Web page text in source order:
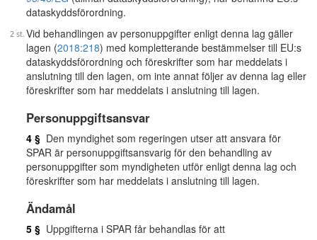
dataskyddsförordning.
Vid behandlingen av personuppgifter enligt denna lag gäller
lagen (2018:218) med kompletterande bestämmelser till EU:s
dataskyddsförordning och föreskrifter som har meddelats i
anslutning till den lagen, om inte annat följer av denna lag eller
föreskrifter som har meddelats i anslutning till lagen.
Personuppgiftsansvar
4 § Den myndighet som regeringen utser att ansvara för
SPAR är personuppgiftsansvarig för den behandling av
personuppgifter som myndigheten utför enligt denna lag och
föreskrifter som har meddelats i anslutning till lagen.
Ändamål
5 § Uppgifterna i SPAR får behandlas för att